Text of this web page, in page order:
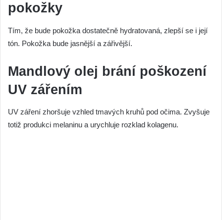
pokožky
Tím, že bude pokožka dostatečně hydratovaná, zlepší se i její
tón. Pokožka bude jasnější a zářivější.
Mandlový olej brání poškození
UV zářením
UV záření zhoršuje vzhled tmavých kruhů pod očima. Zvyšuje
totiž produkci melaninu a urychluje rozklad kolagenu.